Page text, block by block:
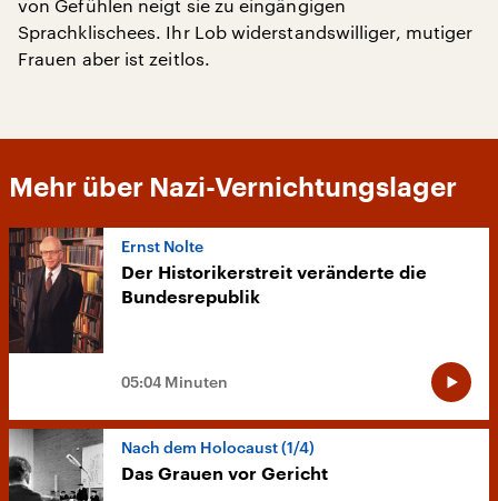
von Gefühlen neigt sie zu eingängigen
Sprachklischees. Ihr Lob widerstandswilliger, mutiger
Frauen aber ist zeitlos.
Mehr über Nazi-Vernichtungslager
Ernst Nolte
Der Historikerstreit veränderte die
Bundesrepublik
05:04 Minuten
Nach dem Holocaust (1/4)
Das Grauen vor Gericht